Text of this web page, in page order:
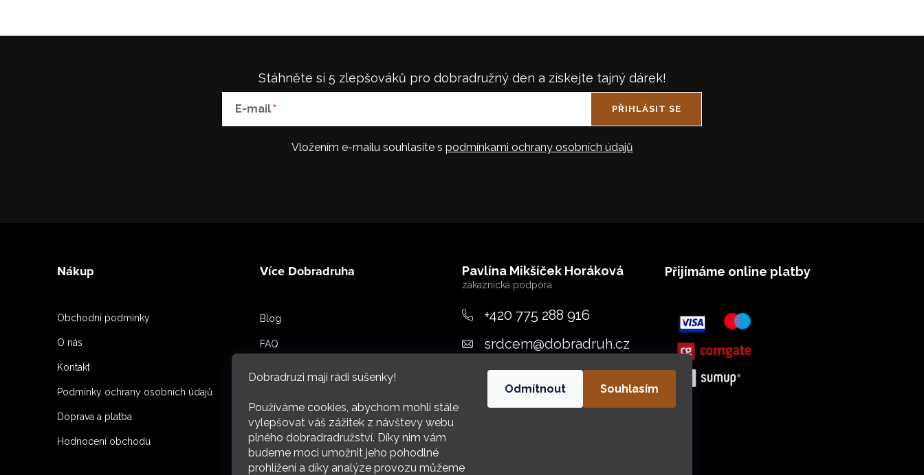
Dobradruzi mají rádi sušenky!
Používáme cookies, abychom mohli stále
vylepšovat váš zážitek z návštevy webu
plného dobradradružství. Díky nim vám
budeme moci umožnit jeho pohodlné
prohlížení a díky analýze provozu můžeme
Odmítnout Souhlasím
Stáhněte si 5 zlepšováků pro dobradružný den a získejte tajný dárek!
E-mail
Vložením e-mailu souhlasíte s podmínkami ochrany osobních údajů
PŘIHLÁSIT SE
Nákup
Obchodní podmínky
O nás
Kontakt
Podmínky ochrany osobních údajů
Doprava a platba
Hodnocení obchodu
Více Dobradruha
Blog
FAQ
O nás
ARCHIV
Pavlína Mikšíček Horáková
+420 775 288 916
srdcem@dobradruh.cz
Přijímáme online platby